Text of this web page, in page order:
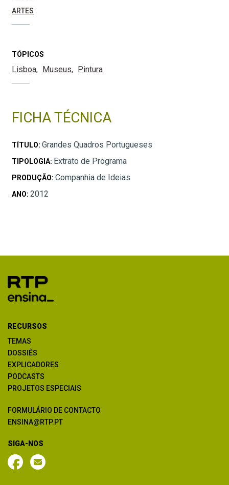
ARTES
TÓPICOS
Lisboa Museus Pintura
FICHA TÉCNICA
TÍTULO: Grandes Quadros Portugueses
TIPOLOGIA: Extrato de Programa
PRODUÇÃO: Companhia de Ideias
ANO: 2012
RECURSOS
TEMAS
DOSSIÊS
EXPLICADORES
PODCASTS
PROJETOS ESPECIAIS
FORMULÁRIO DE CONTACTO
ENSINA@RTP.PT
SIGA-NOS